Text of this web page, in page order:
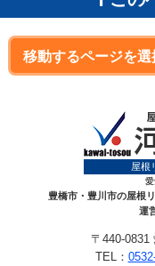
屋根
豊橋市・豊川市の屋根
運
〒440-0831
TEL：